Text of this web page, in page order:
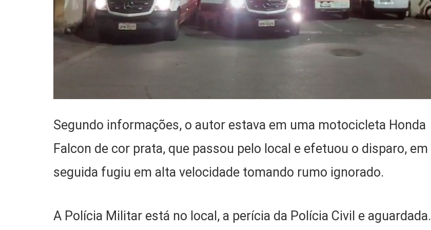
Segundo informações, o autor estava em uma motocicleta Honda
Falcon de cor prata, que passou pelo local e efetuou o disparo, em
seguida fugiu em alta velocidade tomando rumo ignorado.
A Polícia Militar está no local, a perícia da Polícia Civil e aguardada.